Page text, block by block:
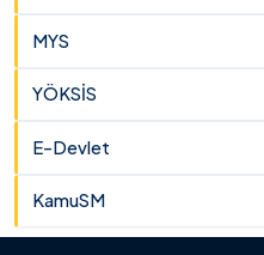
MYS
YÖKSİS
E-Devlet
KamuSM